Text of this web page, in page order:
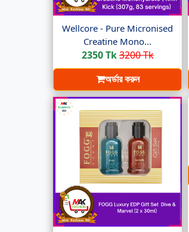
Wellcore - Pure Micronised
Creatine Mono...
2350 Tk3200 Tk
অর্ডার করুন